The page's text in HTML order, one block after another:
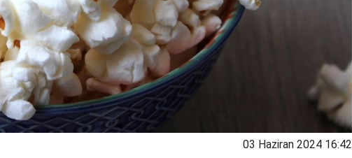
03 Haziran 2024 16:42